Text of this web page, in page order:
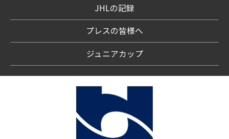
JHLの記録
プレスの皆様へ
ジュニアカップ